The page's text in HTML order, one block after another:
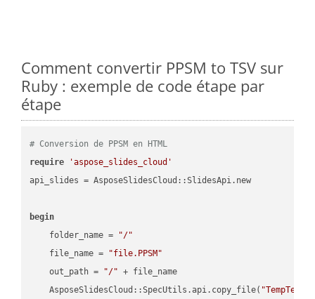
Comment convertir PPSM to TSV sur
Ruby : exemple de code étape par
étape
# Conversion de PPSM en HTML
require
'aspose_slides_cloud'
api_slides = AsposeSlidesCloud::SlidesApi.new
begin
    folder_name =
"/"
    file_name =
"file.PPSM"
    out_path =
"/" + file_name
    AsposeSlidesCloud::SpecUtils.api.copy_file(